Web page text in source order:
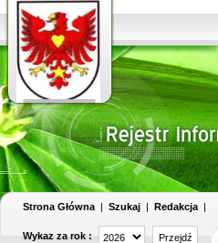
Strona Główna | Szukaj | Redakcja |
Wykaz za rok :